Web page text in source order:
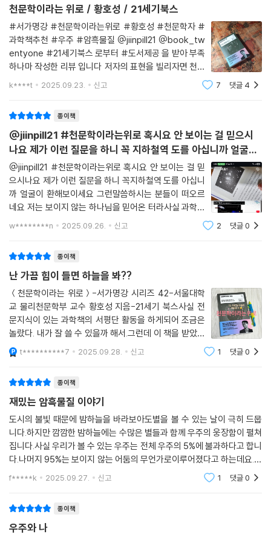
흑을 두려워하지 않는 마음으로 담대하게 나아가자. 각자의 인생 여정에서
나 자신의 위대함을 믿어보자.
--- 「광활한 어둠을 탐험하는 작고 미약한 존재의 위대함」 중에서
불가사의를 밝히다’에서는 빅뱅과 팽창하는 우주의 서사를 통해 암흑에너
지의 정체를 밝힌다. 마지막 4부 ‘우주의 재발견, 암흑을 두려워하지 않는
마음으로’에서는 우주 연구의 가치와 천문학의 용기를 이야기한다.
『천문학이라는 위로』에는 우리은하의 구조도를 포함해 폴 고갱의 「우리는
어디서 왔고, 우리는 무엇이며, 우리는 어디로 가는가」, 우리나라 최초의
달 탐사선 ‘다누리’가 촬영한 지구와 달, 허블우주망원경이 찍은 「허블 울
토리텔링과 함께 천문학의 세계를 쉽고 재미있게 이해하면서도, 읽는 이의
인문학적 사유를 더욱 풍부하게 펼치도록 돕는다.
저자는 “우주를 연구하는 것은 단순히 하늘의 별을 보는 것만이 아니라, 우
리 자신이 어디에서 왔고 어디로 가는지에 대한 질문을 던지고 답을 찾아
가는 일이다.”라고 강조한다. 천문학이 과학이면서 동시에 인문학인 이유
가 바로 여기에 있다.
천문학에 낭만을 느끼는 인문학 독자부터 과학적 호기심을 가진 일반 독자
까지 이 책을 손에 펼치는 순간, 우주 진화의 비밀을 가장 흥미롭게 풀어내
내 삶에 교양과 품격을 더해줄 지식 아카이브, ‘서가명강’
서울대 학생들이 듣는 인기 강의를 누구나 듣고 배울 수 있다면?
★★★ 서울대생들이 듣는 강의를 들을 수 있어서 좋았다!
★★★ 직장 생활에 지친 나에게 주는 선물 같다!
★★★ 살아가는 데 진짜 필요한 공부였다!
서가명강(서울대 가지 않아도 들을 수 있는 명강의)은 대한민국 최고의 명
문대학인 서울대학교 강의를 엮은 시리즈로, 현직 서울대 교수들의 유익하
고 흥미로운 강의를 재구성하여 도서에 담았다. 2017년 여름부터 각 분야
최고의 서울대 교수진은 ‘서가명강’이라는 이름으로 매월 다른 주제의 강
의를 펼쳤으며, 매회 약 100여 명의 청중들은 명강의의 향연에 감동하고
열광했다. 서가명강의 다채로운 인문학 콘텐츠는 도서뿐만 아니라 현장 강
연과 팟캐스트를 통해서도 만나볼 수 있으며, 서울대생들이 직접 뽑은 인
자 하는 직장인, 진로를 탐색하려는 청소년, 나아가 늘 가슴에 공부에 대한
열망을 품고 사는 대한민국의 모든 교양인들에게 우리나라 최고의 명강의
천문학이라는 위로 / 황호성 / 21세기북스
#서가명강 #천문학이라는위로 #황호성 #천문학자 #
과학책추천 #우주 #암흑물질 @jiinpill21 @book_tw
entyone #21세기북스 로부터 #도서제공 을 받아 부족
하나마 작성한 리뷰 입니다 저자의 표현을 빌리자면 천문
학이란 ‘하늘 천, 글월 문, 배울 학’이란 글자가 모인 것으
k****t 2025.09.23. 신고 7 댓글 4
종이책
@jiinpill21 #천문학이라는위로 혹시요 안 보이는 걸 믿으시
나요 제가 이런 질문을 하니 꼭 지하철역 도를 아십니까 얼굴이
환해보이세요 그런말씀하시는 분들이 떠오르네요 저
@jiinpill21 #천문학이라는위로 혹시요 안 보이는 걸 믿
으시나요 제가 이런 질문을 하니 꼭지하철역 도를 아십니
까 얼굴이 환해보이세요 그런말씀하시는 분들이 떠오르
네요 저는 보이지 않는 하나님을 믿어온 터라사실 과학은
부정적인 시각이 많았답니다그런데 이렇게나 흥미롭고
w********n 2025.09.26. 신고 2 댓글0
종이책
난 가끔 힘이 들면 하늘을 봐??
＜천문학이라는 위로＞-서가명강 시리즈 42-서울대학
교 물리천문학부 교수 황호성 지음-21세기 북스사실 전
문지식이 있는 과학책의 서평단 활동을 하게되어 조금은
놀랐다. 내가 잘 쓸 수 있을까 해서.그런데 이 책을 받았을
때, 너무 묵직하지 않아서 좋았습니다.이 책을 읽을 때 가
장 흥미로웠던 부분은공룡이 왜 멸종되었는지, 천문학과
t**********7 2025.09.28. 신고 1 댓글0
종이책
재밌는 암흑물질 이야기
도시의 불빛 때문에 밤하늘을 바라보아도별을 볼 수 있는 날이 극히 드뭅
니다.하지만 깜깜한 밤하늘에는 수많은 별들과 함께 우주의 웅장함이 펼쳐
집니다.사실 우리가 볼 수 있는 우주는 전체 우주의 5%에 불과하다고 합니
다.나머지 95%는 보이지 않는 어둠의 무언가로이루어졌다고 하는데요.한
국을 빛낸 젊은 과학자 30인에 선정된서울대학교 물리천문학부 황호성
f*****k 2025.09.27. 신고 1 댓글0
종이책
우주와 나